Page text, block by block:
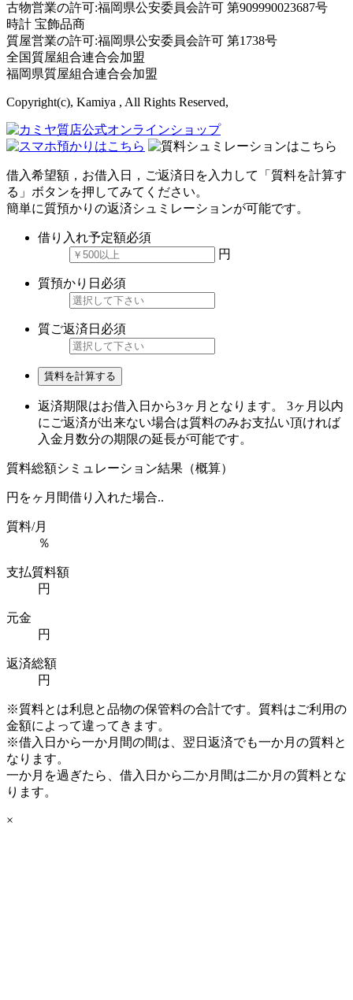
古物営業の許可:福岡県公安委員会許可 第909990023687号
時計 宝飾品商
質屋営業の許可:福岡県公安委員会許可 第1738号
全国質屋組合連合会加盟
福岡県質屋組合連合会加盟
Copyright(c), Kamiya , All Rights Reserved,
借入希望額，お借入日，ご返済日を入力して「質料を計算す
る」ボタンを押してみてください。
簡単に質預かりの返済シュミレーションが可能です。
借り入れ予定額必須
円
質預かり日 必須
質ご返済日 必須
賃料を計算する
返済期限はお借入日から3ヶ月となります。 3ヶ月以内
にご返済が出来ない場合は質料のみお支払い頂ければ
入金月数分の期限の延長が可能です。
質料総額シミュレーション結果（概算）
円をヶ月間借り入れた場合..
質料/月
％
支払質料額
円
元金
円
返済総額
円
※質料とは利息と品物の保管料の合計です。質料はご利用の
金額によって違ってきます。
※借入日から一か月間の間は、翌日返済でも一か月の質料と
なります。
一か月を過ぎたら、借入日から二か月間は二か月の質料とな
ります。
×